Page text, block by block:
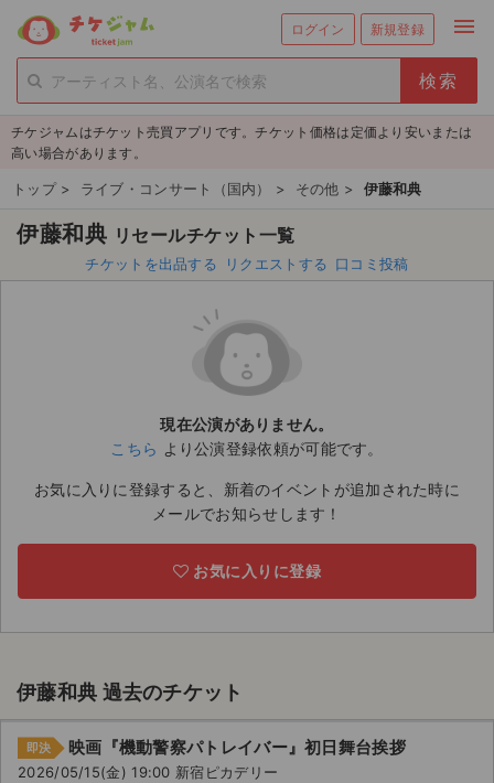
ログイン 新規登録 menu
person_add 新規会員登録
チケットを探す
新着チケット
値下げしたチケット
都道府県からチケットを探す
チケットのリクエスト一覧
ライブ・コンサート（国内）
スポーツ
ご利用ガイド
チケジャムはチケット売買アプリです。チケット価格は定価より安いまたは
高い場合があります。
トップ > ライブ・コンサート（国内） > その他 > 伊藤和典
伊藤和典 リセールチケット一覧
チケットを出品する リクエストする 口コミ投稿
現在公演がありません。
こちら より公演登録依頼が可能です。
お気に入りに登録すると、新着のイベントが追加された時に
メールでお知らせします！
お気に入りに登録
伊藤和典 過去のチケット
即決 映画『機動警察パトレイバー』初日舞台挨拶
2026/05/15(金) 19:00 新宿ピカデリー